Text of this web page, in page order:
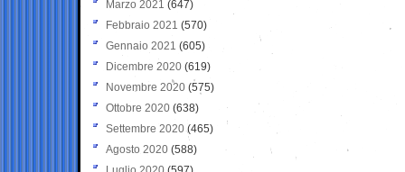
Marzo 2021 (647)
Febbraio 2021 (570)
Gennaio 2021 (605)
Dicembre 2020 (619)
Novembre 2020 (575)
Ottobre 2020 (638)
Settembre 2020(465)
Agosto 2020 (588)